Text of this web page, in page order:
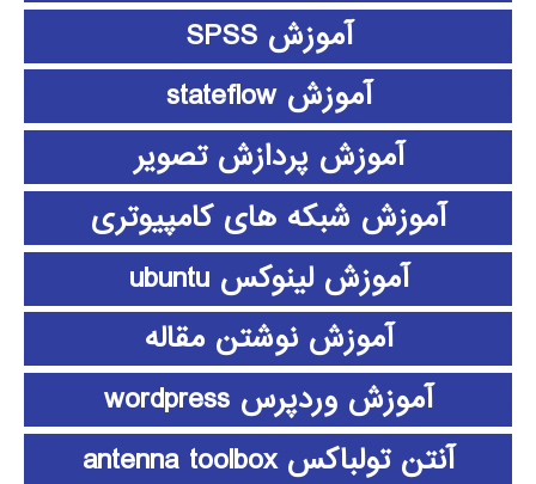
آموزش SPSS
آموزش stateflow
آموزش پردازش تصویر
آموزش شبکه های کامپیوتری
آموزش لینوکس ubuntu
آموزش نوشتن مقاله
آموزش وردپرس wordpress
آنتن تولباکس antenna toolbox